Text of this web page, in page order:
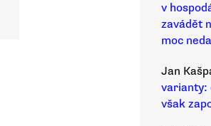
v
zavádět
moc
Jan
varianty:
však